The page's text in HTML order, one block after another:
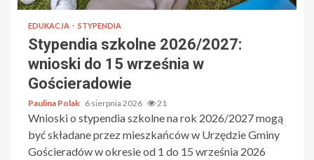
EDUKACJA STYPENDIA
Stypendia szkolne 2026/2027:
wnioski do 15 września w
Gościeradowie
Paulina Polak 6 sierpnia 2026 21
Wnioski o stypendia szkolne na rok 2026/2027 mogą
być składane przez mieszkańców w Urzędzie Gminy
Gościeradów w okresie od 1 do 15 września 2026